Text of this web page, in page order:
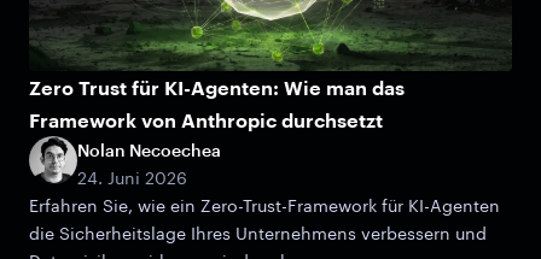
Zero Trust für KI-Agenten: Wie man das
Framework von Anthropic durchsetzt
Nolan Necoechea
24. Juni 2026
Erfahren Sie, wie ein Zero-Trust-Framework für KI-Agenten
die Sicherheitslage Ihres Unternehmens verbessern und